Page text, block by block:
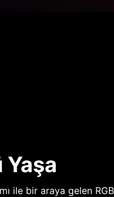
Yaşa
ile bir araya gelen